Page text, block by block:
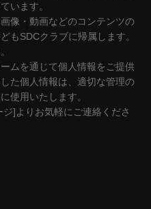
います。
像・動画などのコンテンツの
もSDCクラブに帰属します。
ムを通じて個人情報をご提供
た個人情報は、適切な管理の
使用いたします。
]よりお気軽にご連絡くださ